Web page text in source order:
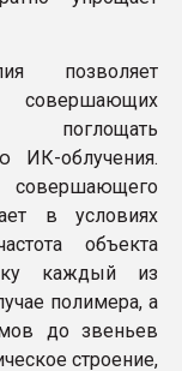
позволяет
совершающих
поглощать
ИК-облучения.
в условиях
объекта
каждый из
полимера, а
до звеньев
строение,